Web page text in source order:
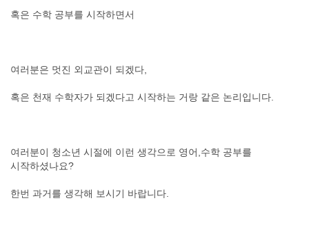
혹은 수학 공부를 시작하면서
여러분은 멋진 외교관이 되겠다,
혹은 천재 수학자가 되겠다고 시작하는 거랑 같은 논리입니다.
여러분이 청소년 시절에 이런 생각으로 영어,수학 공부를
시작하셨나요?
한번 과거를 생각해 보시기 바랍니다.